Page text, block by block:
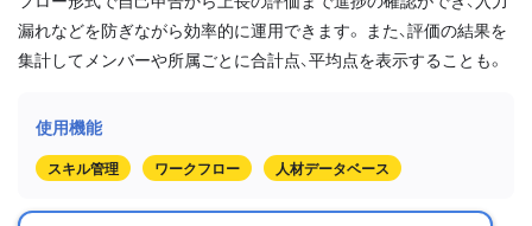
漏れなどを防ぎながら効率的に運用できます。 また、評価の結果を
集計してメンバーや所属ごとに合計点、平均点を表示することも。
スキル管理 ワークフロー 人材データベース